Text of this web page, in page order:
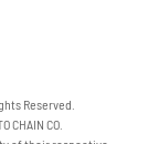
Reserved.
CHAIN CO.